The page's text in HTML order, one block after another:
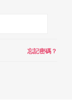
忘記密碼？